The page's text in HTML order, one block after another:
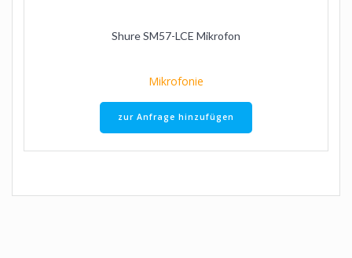
Shure SM57-LCE Mikrofon
Mikrofonie
zur Anfrage hinzufügen